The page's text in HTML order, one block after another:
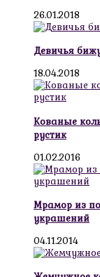
26.01.2018
Девичья
18.04.2018
Кованые
рустик
01.02.2016
Мрамор из
украшений
04.11.2014